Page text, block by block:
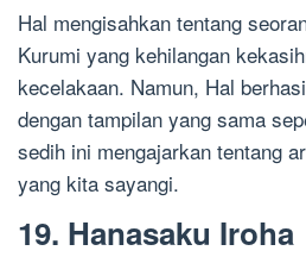
Hal mengisahkan tentang
Kurumi yang kehilangan
kecelakaan. Namun, Hal
dengan tampilan yang sama
sedih ini mengajarkan tentang
yang kita sayangi.
19. Hanasaku Iroha